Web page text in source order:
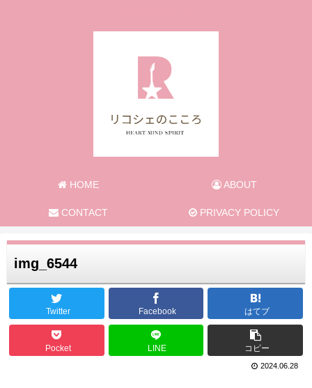
HOME ABOUT
CONTACT PRIVACY POLICY
img_6544
Twitter Facebook はてブ
Pocket LINE コピー
2024.06.28